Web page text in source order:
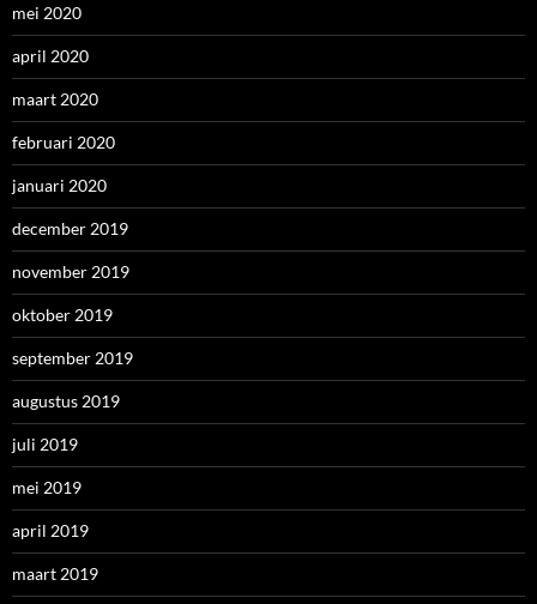
mei 2020
april 2020
maart 2020
februari 2020
januari 2020
december 2019
november 2019
oktober 2019
september 2019
augustus 2019
juli 2019
mei 2019
april 2019
maart 2019